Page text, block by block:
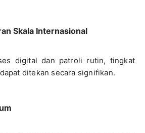
Skala Internasional
digital dan patroli rutin, tingkat
ditekan secara signifikan.